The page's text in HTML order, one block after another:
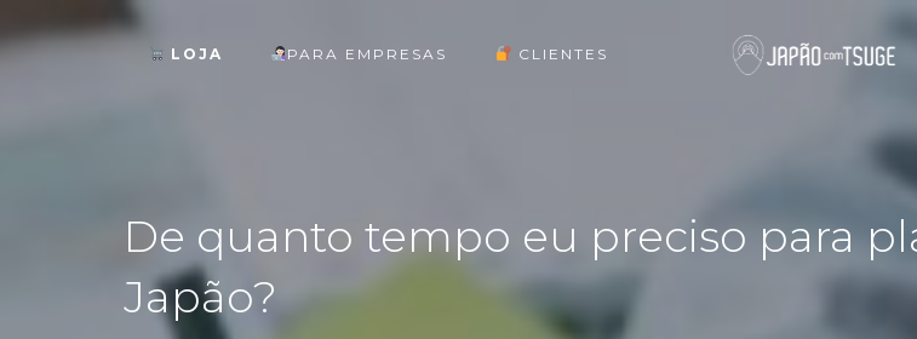
LOJA PARA EMPRESAS CLIENTES
De quanto tempo eu preciso para
Japão?